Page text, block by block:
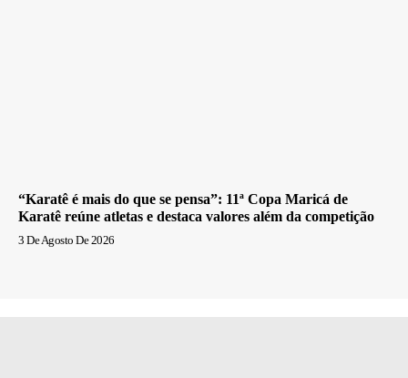
“Karatê é mais do que se pensa”: 11ª Copa Maricá de
Karatê reúne atletas e destaca valores além da competição
3 De Agosto De 2026